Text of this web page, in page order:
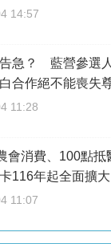
14:57
急？ 藍營參選
合作絕不能喪失
11:28
會消費、100點
116年起全面擴大
11:07